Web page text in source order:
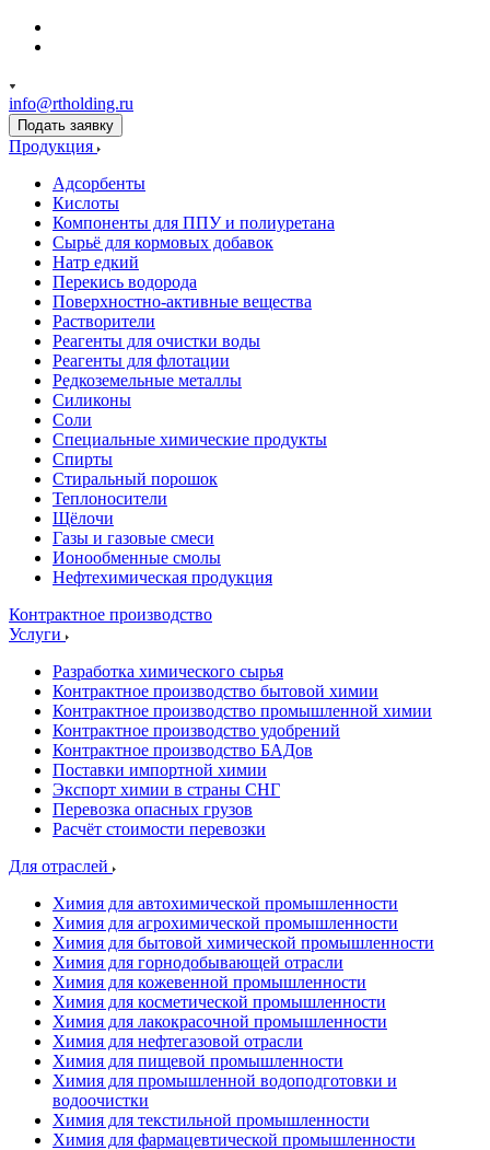
info@rtholding.ru
Подать заявку
Продукция
Адсорбенты
Кислоты
Компоненты для ППУ и полиуретана
Сырьё для кормовых добавок
Натр едкий
Перекись водорода
Поверхностно-активные вещества
Растворители
Реагенты для очистки воды
Реагенты для флотации
Редкоземельные металлы
Силиконы
Соли
Специальные химические продукты
Спирты
Стиральный порошок
Теплоносители
Щёлочи
Газы и газовые смеси
Ионообменные смолы
Нефтехимическая продукция
Контрактное производство
Услуги
Разработка химического сырья
Контрактное производство бытовой химии
Контрактное производство промышленной химии
Контрактное производство удобрений
Контрактное производство БАДов
Поставки импортной химии
Экспорт химии в страны СНГ
Перевозка опасных грузов
Расчёт стоимости перевозки
Для отраслей
Химия для автохимической промышленности
Химия для агрохимической промышленности
Химия для бытовой химической промышленности
Химия для горнодобывающей отрасли
Химия для кожевенной промышленности
Химия для косметической промышленности
Химия для лакокрасочной промышленности
Химия для нефтегазовой отрасли
Химия для пищевой промышленности
Химия для промышленной водоподготовки и
водоочистки
Химия для текстильной промышленности
Химия для фармацевтической промышленности